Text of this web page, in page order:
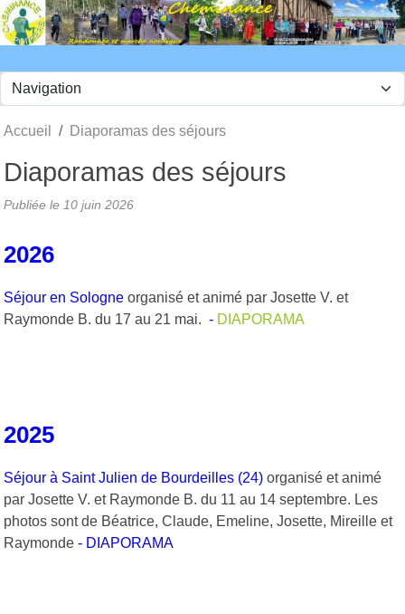
Accueil Diaporamas des séjours
Diaporamas des séjours
Publiée le 10 juin 2026
2026
Séjour en Sologne organisé et animé par Josette V. et
Raymonde B. du 17 au 21 mai. - DIAPORAMA
2025
Séjour à Saint Julien de Bourdeilles (24) organisé et animé
par Josette V. et Raymonde B. du 11 au 14 septembre. Les
photos sont de Béatrice, Claude, Emeline, Josette, Mireille et
Raymonde - DIAPORAMA
Panneau de gestion des cookies